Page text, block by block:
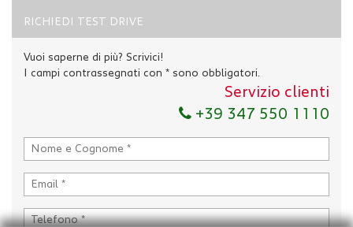
RICHIEDI TEST DRIVE
Vuoi saperne di più? Scrivici!
I campi contrassegnati con * sono obbligatori.
Servizio clienti
+39 347 550 1110